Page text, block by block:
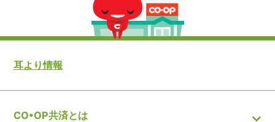
耳より情報
CO•OP共済とは